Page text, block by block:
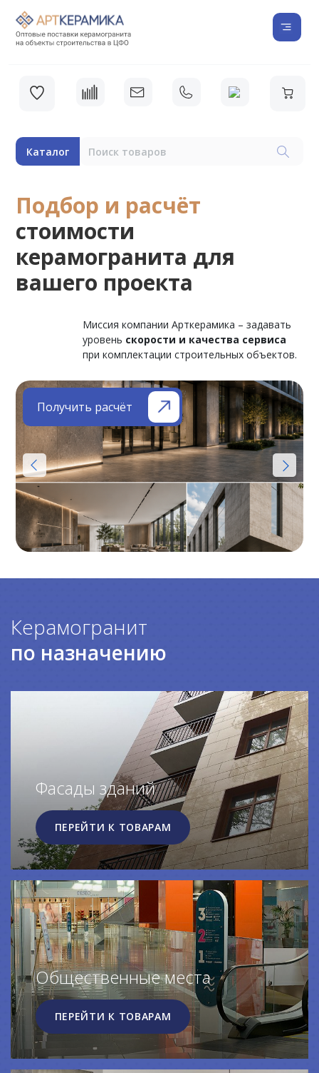
Каталог
Подбор и расчёт
стоимости
керамогранита для
вашего проекта
Миссия компании Арткерамика – задавать
уровень скорости и качества сервиса
при комплектации строительных объектов.
Получить расчёт
Керамогранит
по назначению
Фасады зданий
ПЕРЕЙТИ К ТОВАРАМ
Общественные места
ПЕРЕЙТИ К ТОВАРАМ